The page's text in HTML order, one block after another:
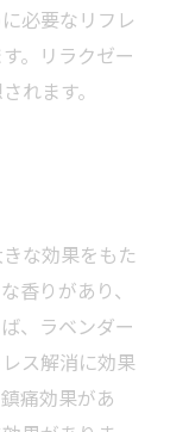
必要なリフレ
。リラクゼー
れます。
な効果をもた
香りがあり、
、ラベンダー
ス解消に効果
痛効果があ